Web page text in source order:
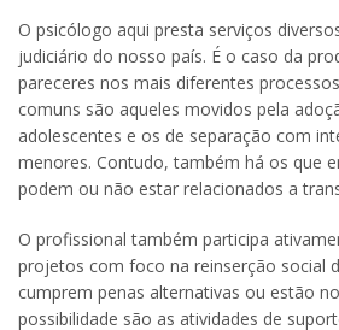
O psicólogo aqui presta serviços
judiciário do nosso país. É o caso da
pareceres nos mais diferentes
comuns são aqueles movidos pela
adolescentes e os de separação com
menores. Contudo, também há os que
podem ou não estar relacionados a
O profissional também participa
projetos com foco na reinserção social
cumprem penas alternativas ou estão
possibilidade são as atividades de